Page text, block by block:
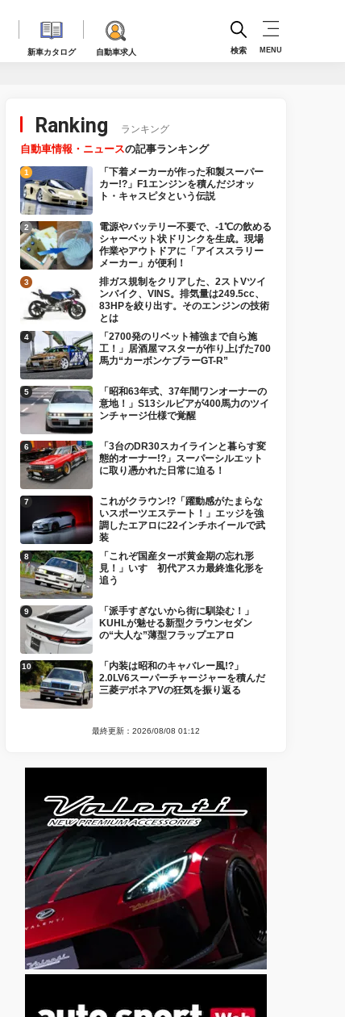
新車カタログ 自動車求人 検索 MENU
Ranking ランキング
自動車情報・ニュースの記事ランキング
「下着メーカーが作った和製スーパー
カー!?」F1エンジンを積んだジオッ
ト・キャスピタという伝説
電源やバッテリー不要で、-1℃の飲める
シャーベット状ドリンクを生成。現場
作業やアウトドアに「アイススラリー
メーカー」が便利！
排ガス規制をクリアした、2ストVツイ
ンバイク、VINS。排気量は249.5cc、
83HPを絞り出す。そのエンジンの技術
とは
「2700発のリベット補強まで自ら施
工！」居酒屋マスターが作り上げた700
馬力“カーボンケブラーGT-R”
「昭和63年式、37年間ワンオーナーの
意地！」S13シルビアが400馬力のツイ
ンチャージ仕様で覚醒
「3台のDR30スカイラインと暮らす変
態的オーナー!?」スーパーシルエット
に取り憑かれた日常に迫る！
これがクラウン!?「躍動感がたまらな
いスポーツエステート！」エッジを強
調したエアロに22インチホイールで武
装
「これぞ国産ターボ黄金期の忘れ形
見！」いすゞ初代アスカ最終進化形を
追う
「派手すぎないから街に馴染む！」
KUHLが魅せる新型クラウンセダン
の“大人な”薄型フラップエアロ
「内装は昭和のキャバレー風!?」
2.0LV6スーパーチャージャーを積んだ
三菱デボネアVの狂気を振り返る
最終更新：2026/08/08 01:12